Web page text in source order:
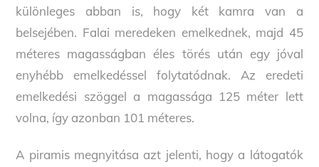
különleges abban is, hogy két kamra van a
belsejében. Falai meredeken emelkednek, majd 45
méteres magasságban éles törés után egy jóval
enyhébb emelkedéssel folytatódnak. Az eredeti
emelkedési szöggel a magassága 125 méter lett
volna, így azonban 101 méteres.
A piramis megnyitása azt jelenti, hogy a látogatók